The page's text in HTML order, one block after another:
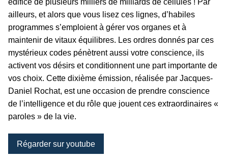
édifice de plusieurs milliers de milliards de cellules ! Par
ailleurs, et alors que vous lisez ces lignes, d’habiles
programmes s’emploient à gérer vos organes et à
maintenir de vitaux équilibres. Les ordres donnés par ces
mystérieux codes pénètrent aussi votre conscience, ils
activent vos désirs et conditionnent une part importante de
vos choix. Cette dixième émission, réalisée par Jacques-
Daniel Rochat, est une occasion de prendre conscience
de l’intelligence et du rôle que jouent ces extraordinaires «
paroles » de la vie.
Régarder sur youtube